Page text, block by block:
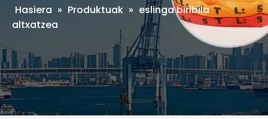
Hasiera » Produktuak » eslinga biribila
altxatzea